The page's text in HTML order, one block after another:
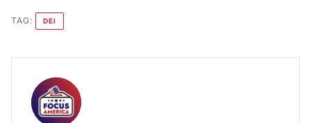
TAG: DEI